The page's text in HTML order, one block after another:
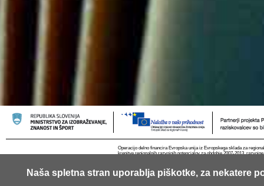
Naša spletna stran uporablja piškotke, za nekatere
Operacijo delno financira Evropska unija iz Evropskega sklada za
krepitve regionalnih razvojnih potencialov za obdobje 2007-2013,
© 2013 Univerza v Ljubljani Kontakt RSS Piškotki